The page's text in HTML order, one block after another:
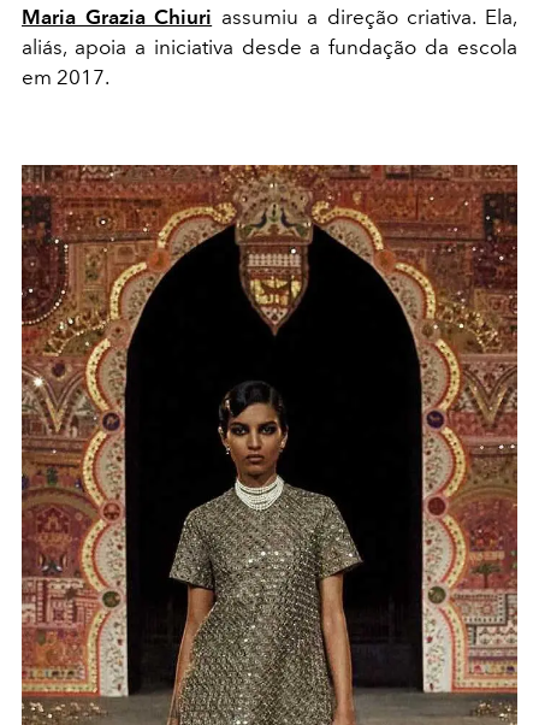
Maria Grazia Chiuri assumiu a direção criativa. Ela,
aliás, apoia a iniciativa desde a fundação da escola
em 2017.